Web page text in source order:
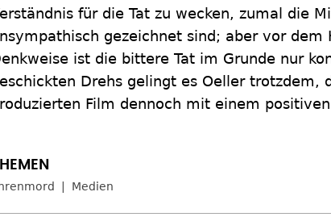
für die Tat zu wecken, zumal die
gezeichnet sind; aber vor
ist die bittere Tat im Grunde nur
Drehs gelingt es Oeller trotzdem,
Film dennoch mit einem
Medien